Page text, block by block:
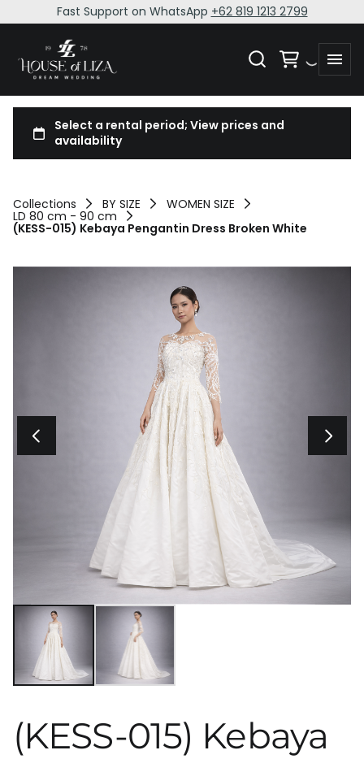
Fast Support on WhatsApp +62 819 1213 2799
Collections BY SIZE WOMEN SIZE
LD 80 cm - 90 cm
(KESS-015) Kebaya Pengantin Dress Broken White
(KESS-015) Kebaya